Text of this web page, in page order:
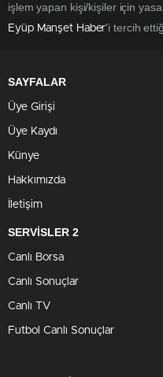
işlem yapan kişi/kişiler için
Eyüp Manşet Haber'i tercih
SAYFALAR
Üye Girişi
Üye Kaydı
Künye
Hakkımızda
İletişim
SERVİSLER 2
Canlı Borsa
Canlı Sonuçlar
Canlı TV
Futbol Canlı Sonuçlar